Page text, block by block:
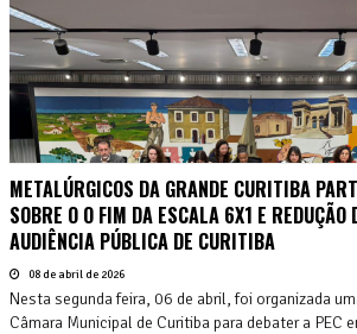
METALÚRGICOS DA GRANDE CURITIBA
SOBRE O O FIM DA ESCALA 6X1 E REDUÇÃO
AUDIÊNCIA PÚBLICA DE CURITIBA
08 de abril de 2026
Nesta segunda feira, 06 de abril, foi organizada
Câmara Municipal de Curitiba para debater a PEC